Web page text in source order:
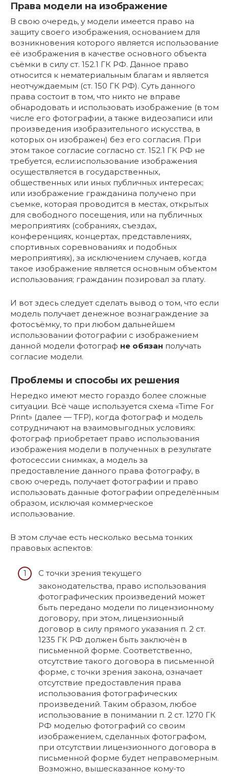
Права модели на изображение
В свою очередь, у модели имеется право на
защиту своего изображения, основанием для
возникновения которого является использование
её изображения в качестве основного объекта
съёмки в силу ст. 152.1 ГК РФ. Данное право
относится к нематериальным благам и является
неотчуждаемым (ст. 150 ГК РФ). Суть данного
права состоит в том, что никто не вправе
обнародовать и использовать изображение (в том
числе его фотографии, а также видеозаписи или
произведения изобразительного искусства, в
которых он изображен) без его согласия. При
этом такое согласие согласно ст. 152.1 ГК РФ не
требуется, если:использование изображения
осуществляется в государственных,
общественных или иных публичных интересах;
или изображение гражданина получено при
съемке, которая проводится в местах, открытых
для свободного посещения, или на публичных
мероприятиях (собраниях, съездах,
конференциях, концертах, представлениях,
спортивных соревнованиях и подобных
мероприятиях), за исключением случаев, когда
такое изображение является основным объектом
использования; гражданин позировал за плату.
И вот здесь следует сделать вывод о том, что если
модель получает денежное вознаграждение за
фотосъёмку, то при любом дальнейшем
использовании фотографии с изображением
данной модели фотограф не обязан получать
согласие модели.
Проблемы и способы их решения
Нередко имеют место гораздо более сложные
ситуации. Всё чаще используется схема «Time For
Print» (далее — TFP), когда фотограф и модель
сотрудничают на взаимовыгодных условиях:
фотограф приобретает право использования
изображения модели в полученных в результате
фотосессии снимках, а модель за
предоставление данного права фотографу, в
свою очередь, получает фотографии и право
использовать данные фотографии определённым
образом, исключая коммерческое
использование.
В этом случае есть несколько весьма тонких
правовых аспектов:
С точки зрения текущего
законодательства, право использования
фотографических произведений может
быть передано модели по лицензионному
договору, при этом, лицензионный
договор в силу прямого указания п. 2 ст.
1235 ГК РФ должен быть заключён в
письменной форме. Соответственно,
отсутствие такого договора в письменной
форме, с точки зрения закона, означает
отсутствие предоставления права
использования фотографических
произведений. Таким образом, любое
использование в понимании п. 2 ст. 1270 ГК
РФ моделью фотографий со своим
изображением, сделанных фотографом,
при отсутствии лицензионного договора в
письменной форме будет неправомерным.
Возможно, вышесказанное кому-то